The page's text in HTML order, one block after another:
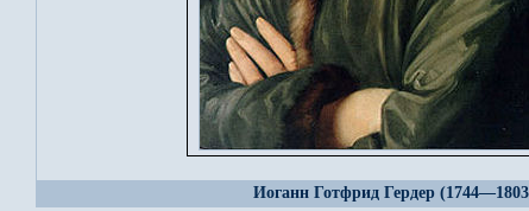
Иоганн Готфрид Гердер